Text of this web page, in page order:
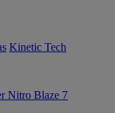
Kinetic Tech
Nitro Blaze 7